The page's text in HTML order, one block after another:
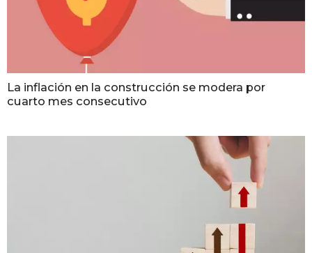
La inflación en la construcción se modera por
cuarto mes consecutivo